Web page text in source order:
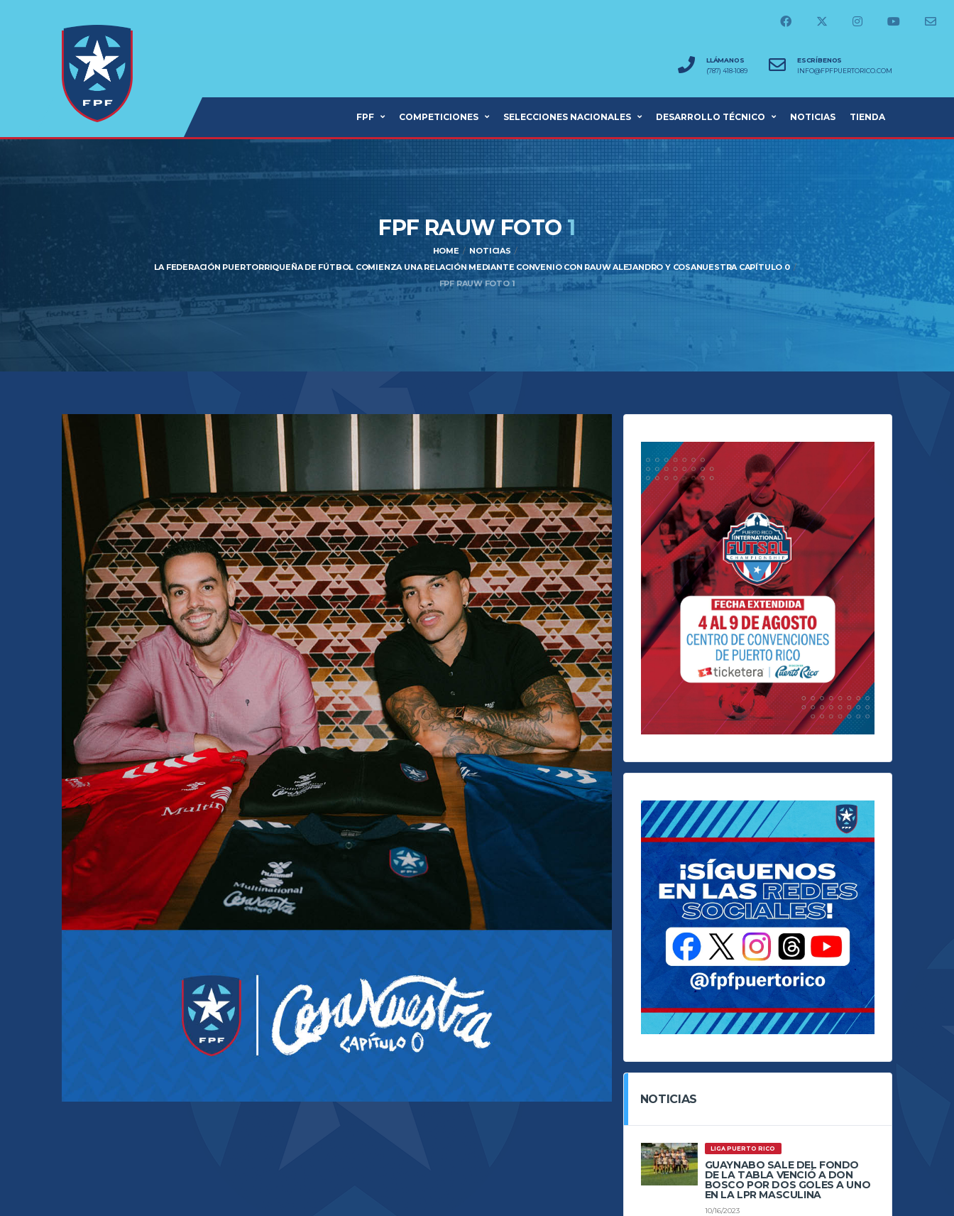
LLÁMANOS
(787) 418-1089
ESCRÍBENOS
INFO@FPFPUERTORICO.COM
FPF COMPETICIONES SELECCIONES NACIONALES DESARROLLO TÉCNICO NOTICIAS TIENDA
FPF RAUW FOTO1
HOME
NOTICIAS
LA FEDERACIÓN PUERTORRIQUEÑA DE FÚTBOL COMIENZA UNA RELACIÓN MEDIANTE CONVENIO CON RAUW ALEJANDRO Y COSANUESTRA CAPÍTULO 0
FPF RAUW FOTO 1
NOTICIAS
LIGA PUERTO RICO
GUAYNABO SALE DEL FONDO
DE LA TABLA VENCIÓ A DON
BOSCO POR DOS GOLES A UNO
EN LA LPR MASCULINA
10/16/2023